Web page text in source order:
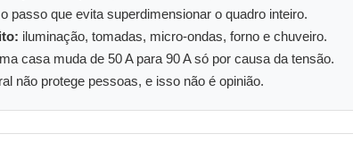
o passo que evita superdimensionar o quadro inteiro.
iluminação, tomadas, micro-ondas, forno e chuveiro.
casa muda de 50 A para 90 A só por causa da tensão.
não protege pessoas, e isso não é opinião.